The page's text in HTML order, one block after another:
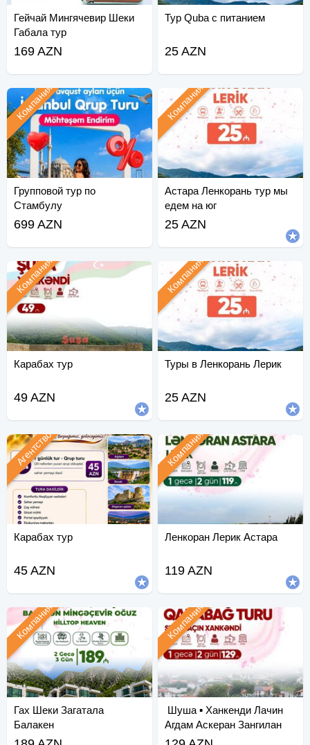
Гейчай Мингячевир Шеки
Габала тур
169 AZN
Тур Quba с питанием
25 AZN
Групповой тур по
Стамбулу
Компания
699 AZN
Астара Ленкорань тур мы
едем на юг
Компания
25 AZN
Карабах тур
Компания
49 AZN
Туры в Ленкорань Лерик
Компания
25 AZN
Карабах тур
Агентство
45 AZN
Ленкоран Лерик Астара
Компания
119 AZN
Гах Шеки Загатала
Балакен
Компания
︎ Шуша ▪︎ Ханкенди Лачин
Агдам Аскеран Зангилан
Компания